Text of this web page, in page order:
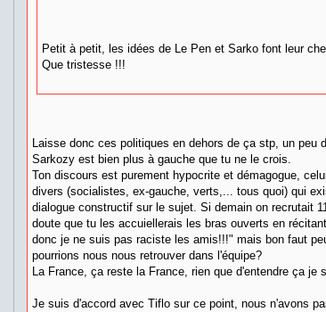
Petit à petit, les idées de Le Pen et Sarko font leur
Que tristesse !!!
Laisse donc ces politiques en dehors de ça stp, un peu
Sarkozy est bien plus à gauche que tu ne le crois.
Ton discours est purement hypocrite et démagogue,
divers (socialistes, ex-gauche, verts,... tous quoi) qui
dialogue constructif sur le sujet. Si demain on recrutait
doute que tu les accuiellerais les bras ouverts en
donc je ne suis pas raciste les amis!!!" mais bon faut
pourrions nous nous retrouver dans l'équipe?
La France, ça reste la France, rien que d'entendre ça je
Je suis d'accord avec Tiflo sur ce point, nous n'avons